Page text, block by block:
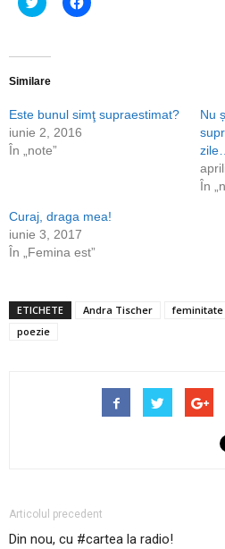
clic
pe
deschide
fereastră
nouă)
clic
fereastră
nouă)
Similare
Este bunul simţ supraestimat?
iunie 2, 2016
În „note”
Nu
zile…
În
Curaj, draga mea!
iunie 3, 2017
În „Femina est”
ETICHETE Andra Tischer feminitate
poezie
Articolul precedent
Din nou, cu #cartea la radio!